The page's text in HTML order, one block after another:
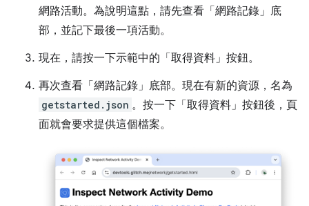
網路活動。為說明這點，請先查看「網路記錄」 底
部，並記下最後一項活動。
現在，請按一下示範中的「取得資料」 按鈕。
再次查看「網路記錄」 底部。現在有新的資源，名為
getstarted.json 。按一下「取得資料」 按鈕後，頁
面就會要求提供這個檔案。